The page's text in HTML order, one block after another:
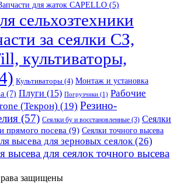
для жаток CAPELLO (5)
сельхозтехники
за сеялки СЗ,
культиваторы,
Культиваторы (4) Монтаж и установка
(7) Плуги (15) Погрузчики (1) Рабочие
(Текрон) (19) Резино-
(57) Сеялки бу и восстановленные (3) Сеялки
прямого посева (9) Сеялки точного высева
высева для зерновых сеялок(26)
высева для сеялок точного высева
защищены